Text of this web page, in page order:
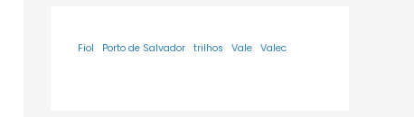
Fiol Porto de Salvador trilhos Vale Valec